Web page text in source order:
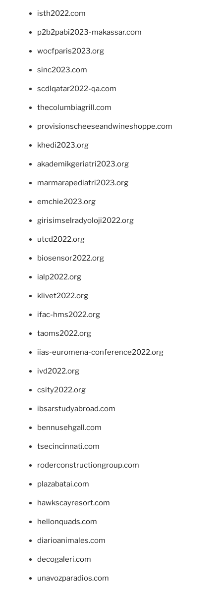
isth2022.com
p2b2pabi2023-makassar.com
wocfparis2023.org
sinc2023.com
scdlqatar2022-qa.com
thecolumbiagrill.com
provisionscheeseandwineshoppe.com
khedi2023.org
akademikgeriatri2023.org
marmarapediatri2023.org
emchie2023.org
girisimselradyoloji2022.org
utcd2022.org
biosensor2022.org
ialp2022.org
klivet2022.org
ifac-hms2022.org
taoms2022.org
iias-euromena-conference2022.org
ivd2022.org
csity2022.org
ibsarstudyabroad.com
bennusehgall.com
tsecincinnati.com
roderconstructiongroup.com
plazabatai.com
hawkscayresort.com
hellonquads.com
diarioanimales.com
decogaleri.com
unavozparadios.com